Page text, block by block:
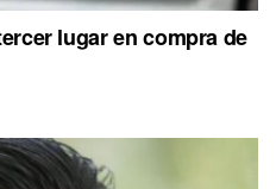
lugar en compra de